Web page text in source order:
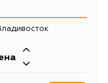
Двигатель
2GRFSE, 4GRFSE,